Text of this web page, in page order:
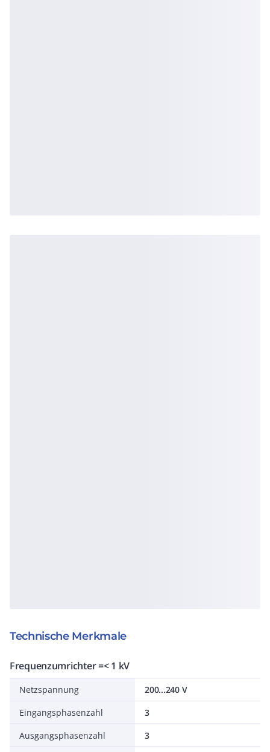
Technische Merkmale
Frequenzumrichter =< 1 kV
Netzspannung
200...240 V
Eingangsphasenzahl
3
Ausgangsphasenzahl
3